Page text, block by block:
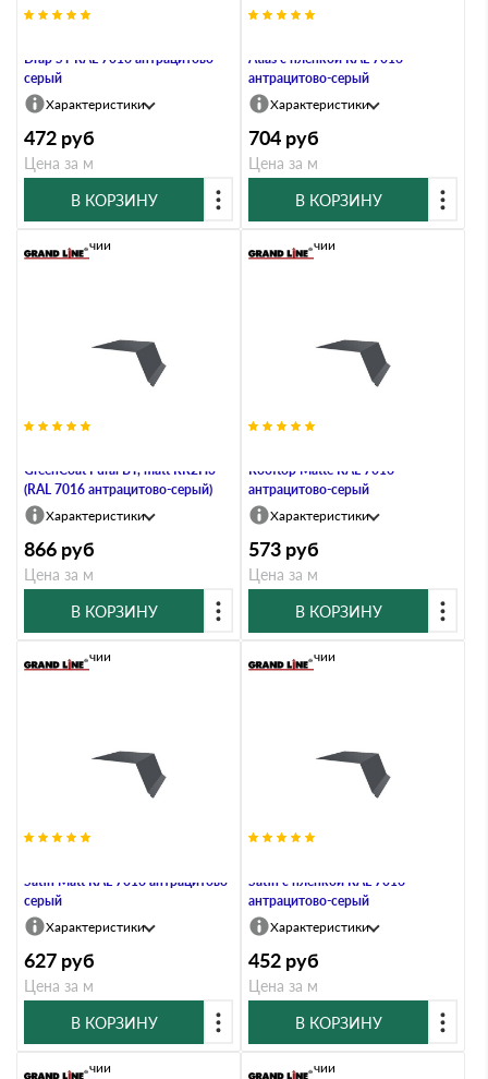
Drap ST RAL 7016 антрацитово-
серый
Характеристики
472 руб
Цена за м
В КОРЗИНУ
Atlas с пленкой RAL 7016
антрацитово-серый
Характеристики
704 руб
Цена за м
В КОРЗИНУ
GreenCoat Pural BT, matt RR2Н3
(RAL 7016 антрацитово-серый)
В наличии
Характеристики
866 руб
Цена за м
В КОРЗИНУ
Rooftop Matte RAL 7016
антрацитово-серый
В наличии
Характеристики
573 руб
Цена за м
В КОРЗИНУ
Satin Мatt RAL 7016 антрацитово-
серый
В наличии
Характеристики
627 руб
Цена за м
В КОРЗИНУ
Satin с пленкой RAL 7016
антрацитово-серый
В наличии
Характеристики
452 руб
Цена за м
В КОРЗИНУ
В наличии В наличии